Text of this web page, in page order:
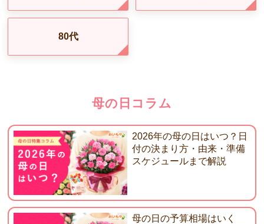
80代
母の日コラム
2026年の母の日はいつ？日
付の決まり方・由来・準備
スケジュールまで解説
母の日の予算相場はいく